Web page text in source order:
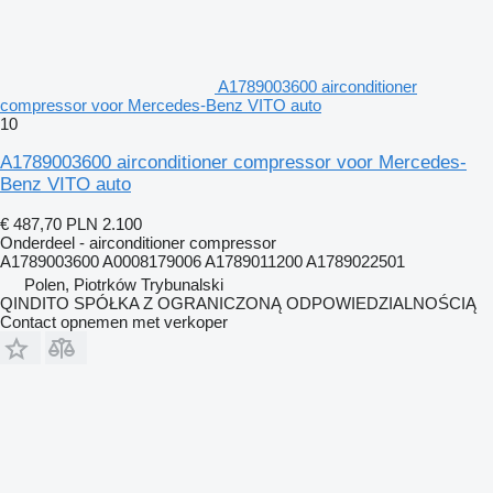
A1789003600 airconditioner
compressor voor Mercedes-Benz VITO auto
10
A1789003600 airconditioner compressor voor Mercedes-
Benz VITO auto
€ 487,70 PLN 2.100
Onderdeel - airconditioner compressor
A1789003600 A0008179006 A1789011200 A1789022501
Polen, Piotrków Trybunalski
QINDITO SPÓŁKA Z OGRANICZONĄ ODPOWIEDZIALNOŚCIĄ
Contact opnemen met verkoper